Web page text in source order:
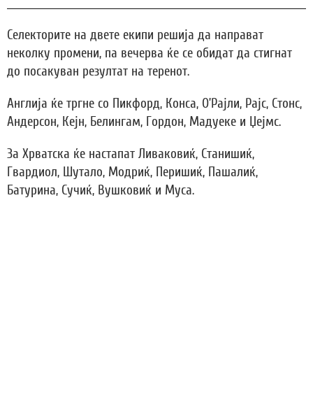
Селекторите на двете екипи решија да направат
неколку промени, па вечерва ќе се обидат да стигнат
до посакуван резултат на теренот.
Англија ќе тргне со Пикфорд, Конса, О’Рајли, Рајс, Стонс,
Андерсон, Кејн, Белингам, Гордон, Мадуеке и Џејмс.
За Хрватска ќе настапат Ливаковиќ, Станишиќ,
Гвардиол, Шутало, Модриќ, Перишиќ, Пашалиќ,
Батурина, Сучиќ, Вушковиќ и Муса.